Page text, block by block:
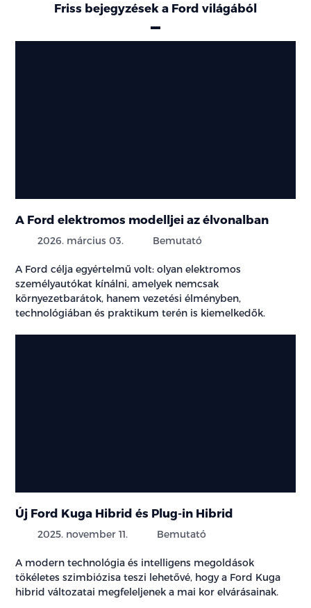
Friss bejegyzések a Ford világából
A Ford elektromos modelljei az élvonalban
2026. március 03. Bemutató
A Ford célja egyértelmű volt: olyan elektromos
személyautókat kínálni, amelyek nemcsak
környezetbarátok, hanem vezetési élményben,
technológiában és praktikum terén is kiemelkedők.
Új Ford Kuga Hibrid és Plug-in Hibrid
2025. november 11. Bemutató
A modern technológia és intelligens megoldások
tökéletes szimbiózisa teszi lehetővé, hogy a Ford Kuga
hibrid változatai megfeleljenek a mai kor elvárásainak.